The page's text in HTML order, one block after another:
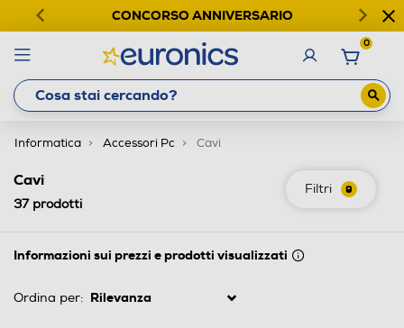
CONCORSO ANNIVERSARIO
0
Informatica Accessori Pc Cavi
Filtri 9
Cavi
37prodotti
Informazioni sui prezzi e prodotti visualizzati
Ordina per: